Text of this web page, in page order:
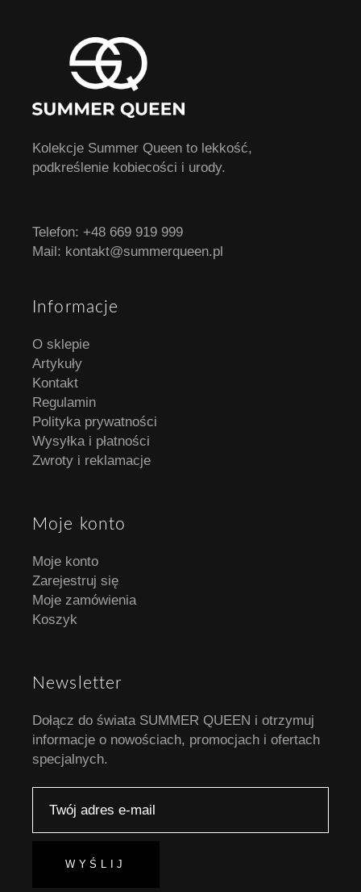
Kolekcje Summer Queen to lekkość,
podkreślenie kobiecości i urody.
Telefon:+48 669 919 999
Mail: kontakt@summerqueen.pl
Informacje
O sklepie
Artykuły
Kontakt
Regulamin
Polityka prywatności
Wysyłka i płatności
Zwroty i reklamacje
Moje konto
Moje konto
Zarejestruj się
Moje zamówienia
Koszyk
Newsletter
Dołącz do świata SUMMER QUEEN i otrzymuj
informacje o nowościach, promocjach i ofertach
specjalnych.
WYŚLIJ